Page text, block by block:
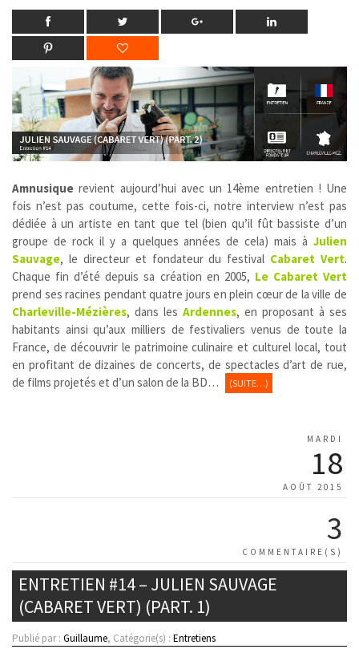
Amnusique revient aujourd’hui avec un 14ème entretien ! Une
fois n’est pas coutume, cette fois-ci, notre interview n’est pas
dédiée à un artiste en tant que tel (bien qu’il fût bassiste d’un
groupe de rock il y a quelques années de cela) mais à Julien
Sauvage, le directeur et fondateur du festival Cabaret Vert.
Chaque fin d’été depuis sa création en 2005, Le Cabaret Vert
prend ses racines pendant quatre jours en plein cœur de la ville de
Charleville-Mézières, dans les Ardennes, en proposant à ses
habitants ainsi qu’aux milliers de festivaliers venus de toute la
France, de découvrir le patrimoine culinaire et culturel local, tout
en profitant de dizaines de concerts, de spectacles d’art de rue,
de films projetés et d’un salon de la BD…
(SUITE…)
MARDI
18
AOÛT 2015
3
COMMENTAIRE(S)
ENTRETIEN #14 – JULIEN SAUVAGE
(CABARET VERT) (PART. 1)
Publié par : Guillaume, Catégorie(s) : Entretiens